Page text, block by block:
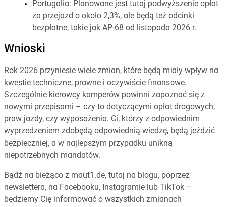
Portugalia: Planowane jest tutaj podwyższenie opłat
za przejazd o około 2,3%, ale będą też odcinki
bezpłatne, takie jak AP-68 od listopada 2026 r.
Wnioski
Rok 2026 przyniesie wiele zmian, które będą miały wpływ na
kwestie techniczne, prawne i oczywiście finansowe.
Szczególnie kierowcy kamperów powinni zapoznać się z
nowymi przepisami – czy to dotyczącymi opłat drogowych,
praw jazdy, czy wyposażenia. Ci, którzy z odpowiednim
wyprzedzeniem zdobędą odpowiednią wiedzę, będą jeździć
bezpieczniej, a w najlepszym przypadku unikną
niepotrzebnych mandatów.
Bądź na bieżąco z maut1.de, tutaj na blogu, poprzez
newslettera, na Facebooku, Instagramie lub TikTok –
będziemy Cię informować o wszystkich zmianach